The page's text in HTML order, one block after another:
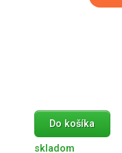
Do košíka
skladom